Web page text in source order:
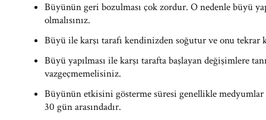
Büyünün geri bozulması çok zordur. O nedenle büyü
olmalısınız.
Büyü ile karşı tarafı kendinizden soğutur ve onu tekrar
Büyü yapılması ile karşı tarafta başlayan değişimlere
vazgeçmemelisiniz.
Büyünün etkisini gösterme süresi genellikle
30 gün arasındadır.